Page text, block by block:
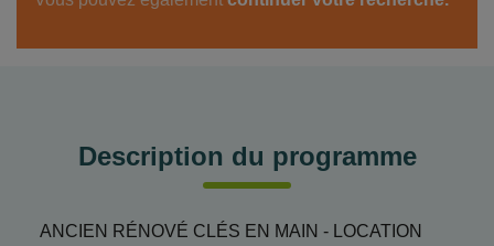
Description du programme
ANCIEN RÉNOVÉ CLÉS EN MAIN - LOCATION